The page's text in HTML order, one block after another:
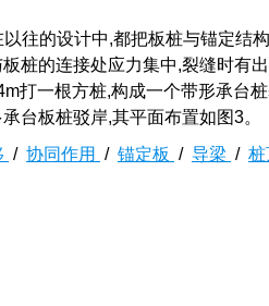
往的设计中,都把板桩与锚定结
桩的连接处应力集中,裂缝时有
打一根方桩,构成一个带形承台
台板桩驳岸,其平面布置如图3。
/ 协同作用 / 锚定板 / 导梁 / 桩